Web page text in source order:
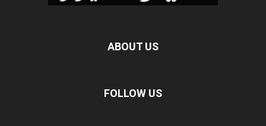
ABOUT US
FOLLOW US